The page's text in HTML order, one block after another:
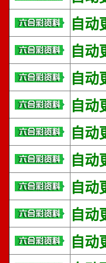
自动
自动
自动
自动
自动
自动
自动
自动
自动